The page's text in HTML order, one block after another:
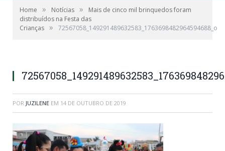
Home » Notícias »
Mais de cinco mil brinquedos foram
distribuídos na Festa das
Crianças » 72567058_149291489632583_1763698482964594688_o
POR JUZILENE EM 14 DE OUTUBRO DE 2019